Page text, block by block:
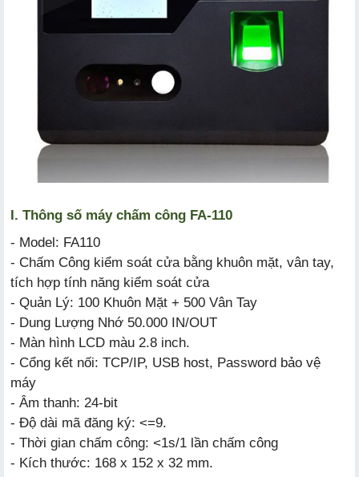
I. Thông số máy chấm công FA-110
- Model: FA110
- Chấm Công kiểm soát cửa bằng khuôn mặt, vân tay,
tích hợp tính năng kiểm soát cửa
- Quản Lý: 100 Khuôn Mặt + 500 Vân Tay
- Dung Lượng Nhớ 50.000 IN/OUT
- Màn hình LCD màu 2.8 inch.
- Cổng kết nối: TCP/IP, USB host, Password bảo vệ
máy
- Âm thanh: 24-bit
- Độ dài mã đăng ký: <=9.
- Thời gian chấm công: <1s/1 lần chấm công
- Kích thước: 168 x 152 x 32 mm.